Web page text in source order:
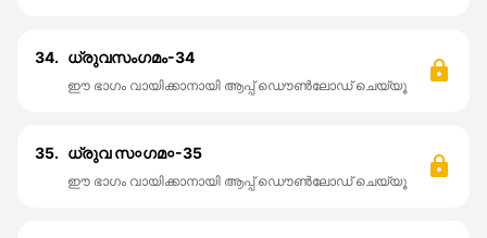
34. ധ്രുവസംഗമം-34
ഈ ഭാഗം വായിക്കാനായി ആപ്പ് ഡൌൺലോഡ് ചെയ്യൂ
35. ധ്രുവ സ०ഗമ०-35
ഈ ഭാഗം വായിക്കാനായി ആപ്പ് ഡൌൺലോഡ് ചെയ്യൂ